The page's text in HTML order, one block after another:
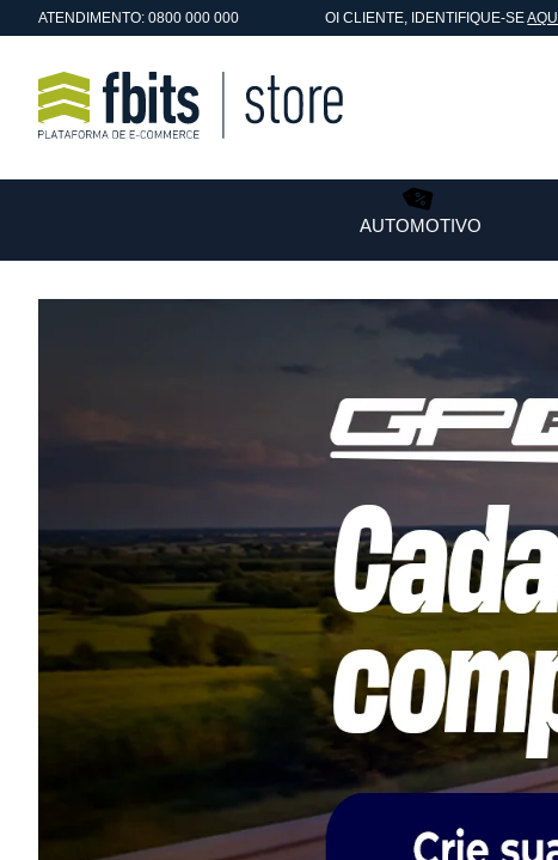
ATENDIMENTO: 0800 000 000 OICLIENTE, IDENTIFIQUE-SEAQUI
AUTOMOTIVO